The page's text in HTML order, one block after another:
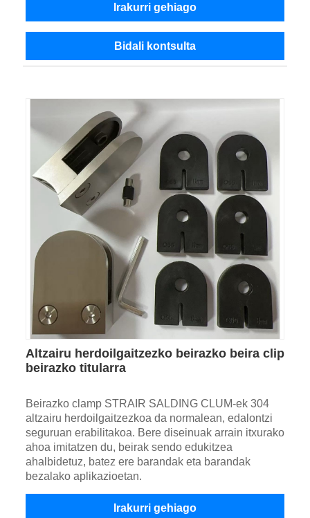
Irakurri gehiago
Bidali kontsulta
Altzairu herdoilgaitzezko beirazko beira clip
beirazko titularra
Beirazko clamp STRAIR SALDING CLUM-ek 304
altzairu herdoilgaitzezkoa da normalean, edalontzi
seguruan erabilitakoa. Bere diseinuak arrain itxurako
ahoa imitatzen du, beirak sendo edukitzea
ahalbidetuz, batez ere barandak eta barandak
bezalako aplikazioetan.
Irakurri gehiago